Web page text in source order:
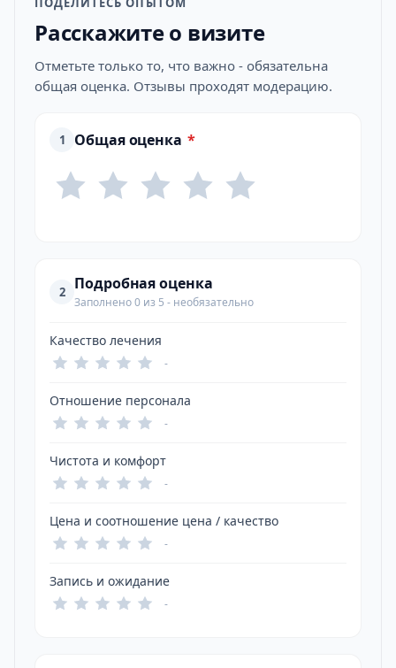
Расскажите о визите
Отметьте только то, что важно - обязательна
общая оценка. Отзывы проходят модерацию.
1 Общая оценка *
2 Подробная оценка
Заполнено 0 из 5 - необязательно
Качество лечения
-
Отношение персонала
-
Чистота и комфорт
-
Цена и соотношение цена / качество
-
Запись и ожидание
-